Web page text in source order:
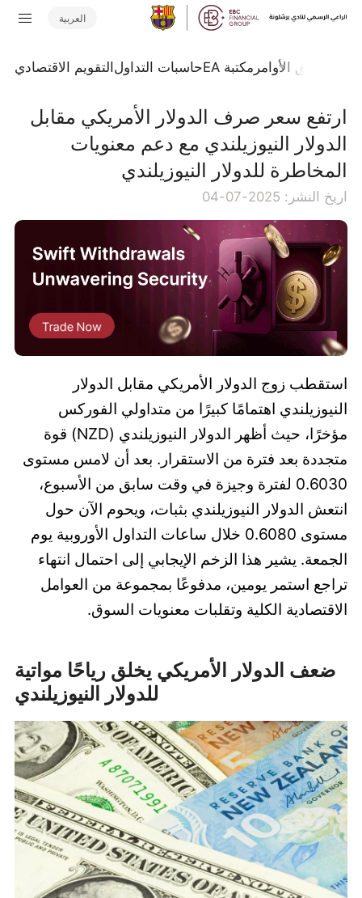
العربية
تدفق الأوامر مكتبة EA حاسبات التداولالتقويم الاقتصادي
ارتفع سعر صرف الدولار الأمريكي مقابل
الدولار النيوزيلندي مع دعم معنويات
المخاطرة للدولار النيوزيلندي
اريخ النشر: 2025-07-04
استقطب زوج الدولار الأمريكي مقابل الدولار
النيوزيلندي اهتمامًا كبيرًا من متداولي الفوركس
مؤخرًا، حيث أظهر الدولار النيوزيلندي (NZD) قوة
متجددة بعد فترة من الاستقرار. بعد أن لامس مستوى
0.6030 لفترة وجيزة في وقت سابق من الأسبوع،
انتعش الدولار النيوزيلندي بثبات، ويحوم الآن حول
مستوى 0.6080 خلال ساعات التداول الأوروبية يوم
الجمعة. يشير هذا الزخم الإيجابي إلى احتمال انتهاء
تراجع استمر يومين، مدفوعًا بمجموعة من العوامل
الاقتصادية الكلية وتقلبات معنويات السوق.
ضعف الدولار الأمريكي يخلق رياحًا مواتية
للدولار النيوزيلندي